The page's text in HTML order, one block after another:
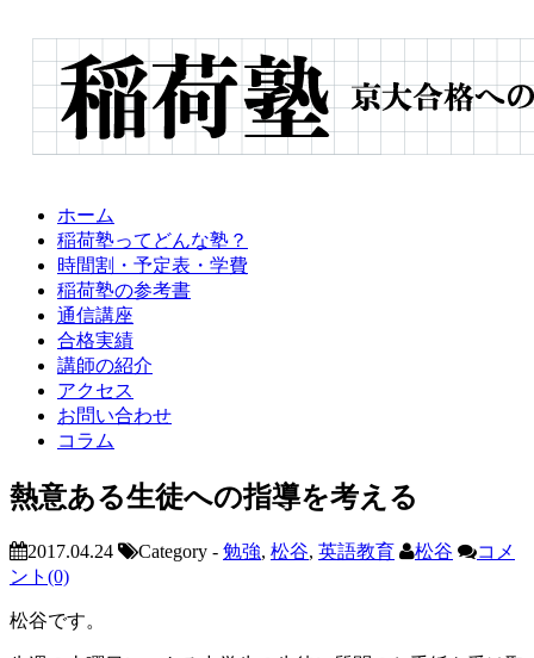
ホーム
稲荷塾ってどんな塾？
時間割・予定表・学費
稲荷塾の参考書
通信講座
合格実績
講師の紹介
アクセス
お問い合わせ
コラム
熱意ある生徒への指導を考える
2017.04.24 Category - 勉強, 松谷, 英語教育 松谷
コメ
ント(0)
松谷です。